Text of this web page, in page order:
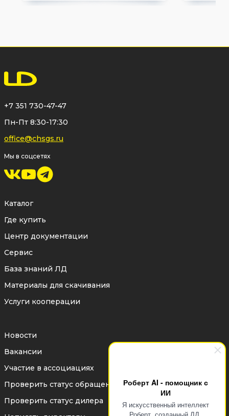
Роберт AI - помощник с
ИИ
Я искусственный интеллект
+7 351 730-47-47
Пн-Пт 8:30-17:30
office@chsgs.ru
Мы в соцсетях
Каталог
Где купить
Центр документации
Сервис
База знаний ЛД
Материалы для скачивания
Услуги кооперации
Новости
Вакансии
Участие в ассоциациях
Проверить статус обращения
Проверить статус дилера